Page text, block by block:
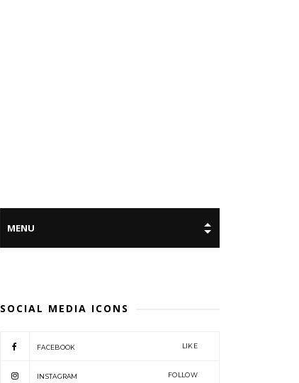
SOCIAL MEDIA ICONS
FACEBOOK LIKE
INSTAGRAM FOLLOW